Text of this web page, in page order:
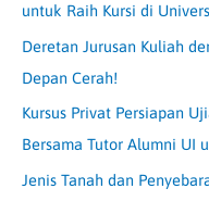
untuk Raih Kursi di
Deretan Jurusan Kuliah
Depan Cerah!
Kursus Privat Persiapan
Bersama Tutor Alumni UI
Jenis Tanah dan